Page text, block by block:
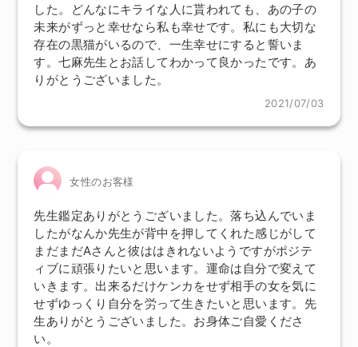
した。どんなにキライな人に貰われても、あの子の
未来がずっと幸せなら私も幸せです。私にも大切な
存在の黒猫がいるので、一生幸せにすると誓いま
す。七麻先生とお話してわかって良かったです。あ
りがとうございました。
2021/07/03
女性のお客様
先生鑑定ありがとうございました。落ち込んでいま
したがなんか先生が背中を押してくれた感じがして
まだまだAさんと彼ははきれないようですがポジテ
ィブに頑張りたいと思います。運命は自分で変えて
いきます。出来るだけケンカをせず相手の女を気に
せずゆっくり自分を労って生きたいと思います。先
生ありがとうございました。お身体ご自愛くださ
い。